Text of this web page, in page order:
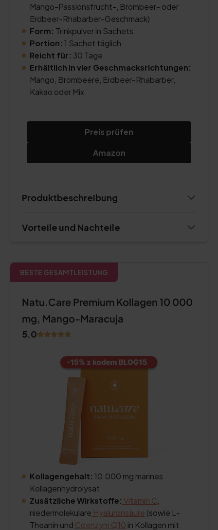
Mango-Passionsfrucht-, Brombeer- oder
Erdbeer-Rhabarber-Geschmack)
Form: Trinkpulver in Sachets
Portion: 1 Sachet täglich
Reicht für: 30 Tage
Erhältlich in vier Geschmacksrichtungen:
Mango, Brombeere, Erdbeer-Rhabarber,
Kakao oder Mix
Preis prüfen
Amazon
Produktbeschreibung
Vorteile und Nachteile
BESTE GESAMTLEISTUNG
Natu.Care Premium Kollagen 10 000
mg, Mango-Maracuja
5.0
Kollagengehalt: 10.000 mg marines
Kollagenhydrolysat
Zusätzliche Wirkstoffe: Vitamin C
niedermolekulare Hyaluronsäure (sowie L-
Theanin und Coenzym Q10 in Kollagen mit